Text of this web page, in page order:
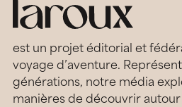
est un projet éditorial et
voyage d’aventure.
générations, notre média
manières de découvrir